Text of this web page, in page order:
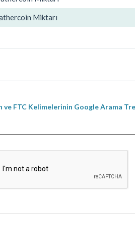
Miktarı
ve FTC Kelimelerinin Google Arama